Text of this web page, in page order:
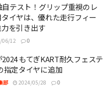
自テスト！グリップ重視のレ
イヤは、優れた走行フィー
を引き出す
06/12 0
2024 もてぎKART耐久フェステ
指定タイヤに追加
部 2024/05/28 0